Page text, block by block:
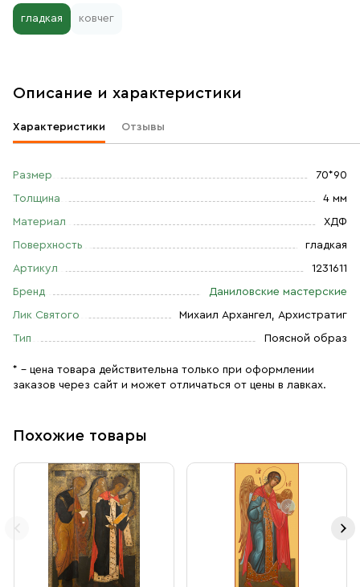
гладкая ковчег
Описание и характеристики
Характеристики Отзывы
Размер 70*90
Толщина 4 мм
Материал ХДФ
Поверхность гладкая
Артикул 1231611
Бренд Даниловские мастерские
Лик Святого Михаил Архангел, Архистратиг
Тип Поясной образ
* – цена товара действительна только при оформлении
заказов через сайт и может отличаться от цены в лавках.
Похожие товары